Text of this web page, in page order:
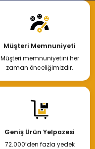
Müşteri Memnuniyeti
Müşteri memnuniyetini her
zaman önceliğimizdir.
Geniş Ürün Yelpazesi
72.000’den fazla yedek